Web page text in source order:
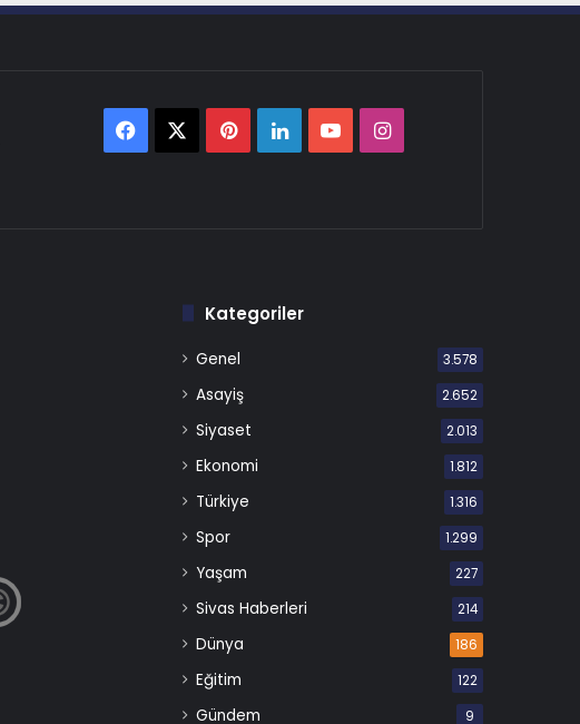
FacebookPinterest
LinkedInYouTubeInstagram
Kategoriler
Genel 3.578
Asayiş 2.652
Siyaset 2.013
Ekonomi 1.812
Türkiye 1.316
Spor 1.299
Yaşam 227
Sivas Haberleri 214
Dünya 186
Eğitim 122
Gündem 9